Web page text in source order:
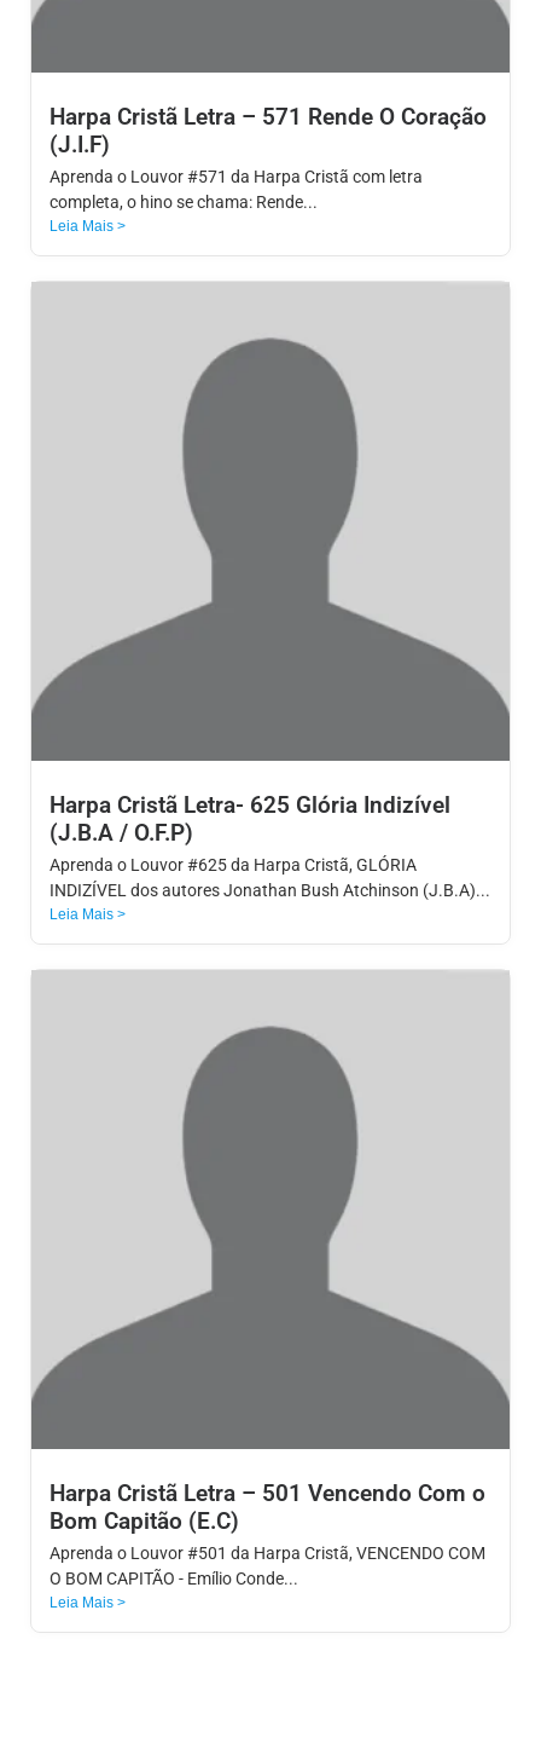
Harpa Cristã Letra – 571 Rende O Coração
(J.I.F)
Aprenda o Louvor #571 da Harpa Cristã com letra
completa, o hino se chama: Rende...
Leia Mais >
Harpa Cristã Letra- 625 Glória Indizível
(J.B.A / O.F.P)
Aprenda o Louvor #625 da Harpa Cristã, GLÓRIA
INDIZÍVEL dos autores Jonathan Bush Atchinson (J.B.A)...
Leia Mais >
Harpa Cristã Letra – 501 Vencendo Com o
Bom Capitão (E.C)
Aprenda o Louvor #501 da Harpa Cristã, VENCENDO COM
O BOM CAPITÃO - Emílio Conde...
Leia Mais >